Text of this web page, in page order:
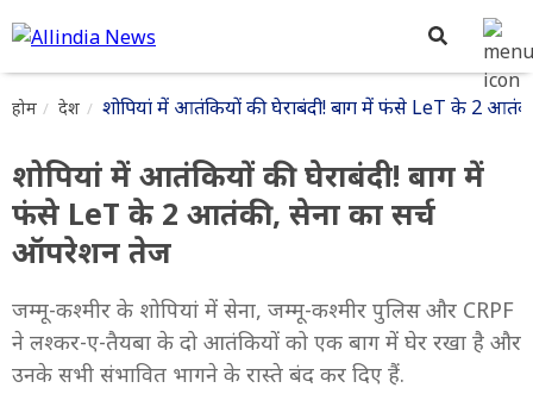
होम देश शोपियां में आतंकियों की घेराबंदी! बाग में फंसे LeT के 2
शोपियां में आतंकियों की घेराबंदी! बाग में
फंसे LeT के 2 आतंकी, सेना का सर्च
ऑपरेशन तेज
जम्मू-कश्मीर के शोपियां में सेना, जम्मू-कश्मीर पुलिस और CRPF
ने लश्कर-ए-तैयबा के दो आतंकियों को एक बाग में घेर रखा है और
उनके सभी संभावित भागने के रास्ते बंद कर दिए हैं.